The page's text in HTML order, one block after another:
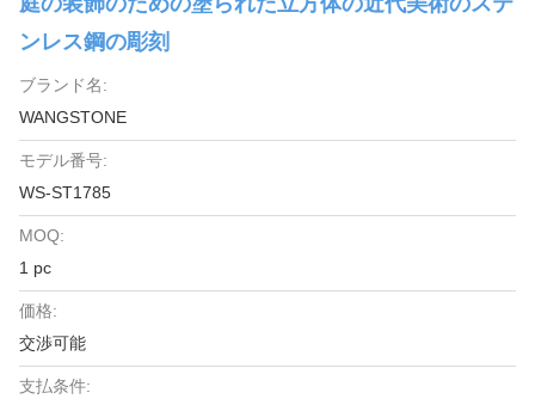
ンレス鋼の彫刻
ブランド名:
WANGSTONE
モデル番号:
WS-ST1785
MOQ:
1 pc
価格:
交渉可能
支払条件: